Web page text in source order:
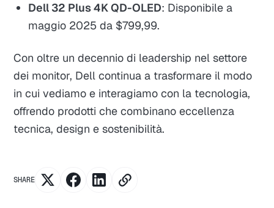
Dell 32 Plus 4K QD-OLED: Disponibile a
maggio 2025 da $799,99.
Con oltre un decennio di leadership nel settore
dei monitor, Dell continua a trasformare il modo
in cui vediamo e interagiamo con la tecnologia,
offrendo prodotti che combinano eccellenza
tecnica, design e sostenibilità.
SHARE